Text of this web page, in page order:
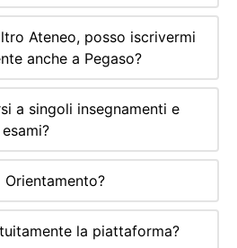
Ateneo, posso iscrivermi
anche a Pegaso?
a singoli insegnamenti e
la piattaforma?